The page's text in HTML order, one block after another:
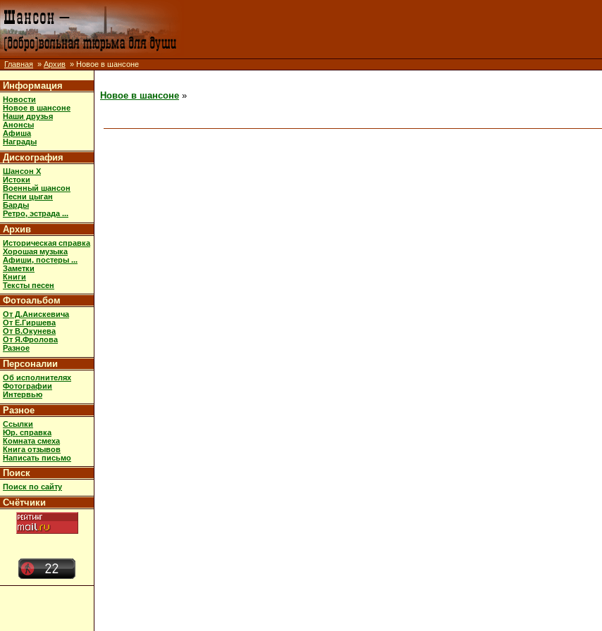
Главная » Архив » Новое в шансоне
Информация
Новости
Новое в шансоне
Наши друзья
Анонсы
Афиша
Награды
Дискография
Шансон X
Истоки
Военный шансон
Песни цыган
Барды
Ретро, эстрада ...
Архив
Историческая справка
Хорошая музыка
Афиши, постеры ...
Заметки
Книги
Тексты песен
Фотоальбом
От Д.Анискевича
От Е.Гиршева
От В.Окунева
От Я.Фролова
Разное
Персоналии
Об исполнителях
Фотографии
Интервью
Разное
Ссылки
Юр. справка
Комната смеха
Книга отзывов
Написать письмо
Поиск
Поиск по сайту
Счётчики
Новое в шансоне »